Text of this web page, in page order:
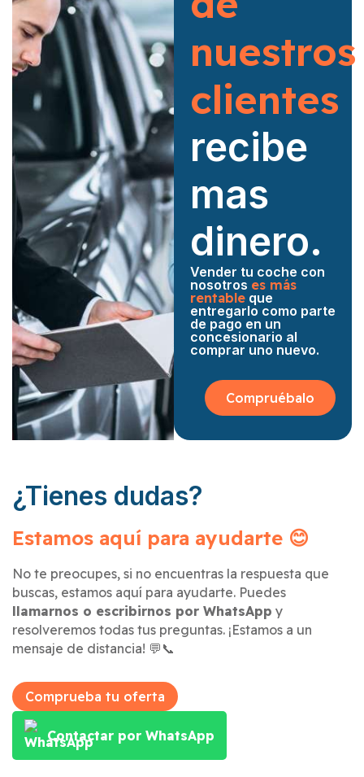
nuestros
clientes
recibe
mas
dinero.
Vender tu coche con
nosotros es más
rentableque
entregarlo como parte
de pago en un
concesionario al
comprar uno nuevo.
Compruébalo
¿Tienes dudas?
Estamos aquí para ayudarte 😊
No te preocupes, si no encuentras la respuesta que
buscas, estamos aquí para ayudarte. Puedes
llamarnos o escribirnos por WhatsApp y
resolveremos todas tus preguntas. ¡Estamos a un
mensaje de distancia! 💬📞
Comprueba tu oferta
Contactar por WhatsApp